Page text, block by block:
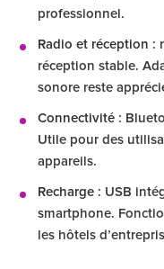
professionnel.
Radio et réception :
réception stable.
sonore reste
Connectivité :
Utile pour des
appareils.
Recharge : USB
smartphone.
les hôtels